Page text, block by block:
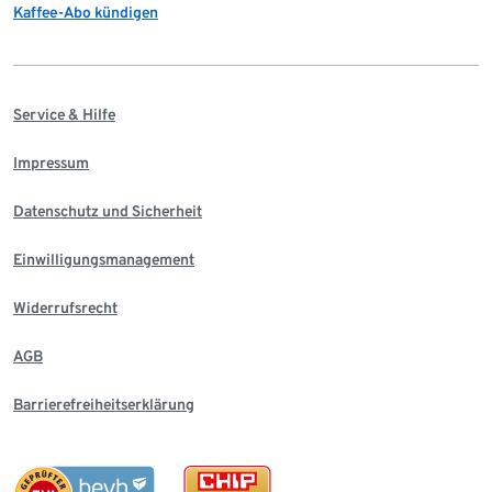
Kaffee-Abo kündigen
Service & Hilfe
Impressum
Datenschutz und Sicherheit
Einwilligungsmanagement
Widerrufsrecht
AGB
Barrierefreiheitserklärung